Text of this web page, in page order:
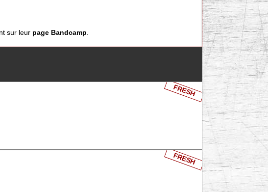
sur leur page Bandcamp
FRESH
FRESH